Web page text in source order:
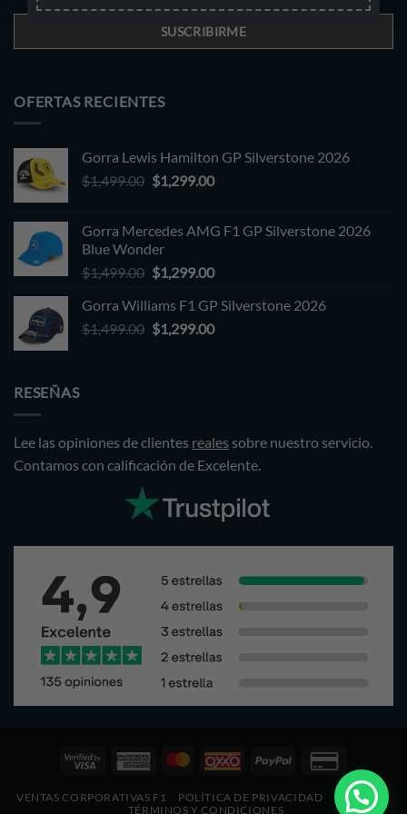
OFERTAS RECIENTES
Gorra Lewis Hamilton GP Silverstone 2026
$1,499.00 Original
$1,499.00.
$1,299.00Current
$1,299.00.
Gorra Mercedes AMG F1 GP Silverstone 2026
Blue Wonder
$1,499.00 Original
was:
$1,499.00.
$1,299.00Current
is:
$1,299.00.
Gorra Williams F1 GP Silverstone 2026
$1,499.00 Original
$1,299.00Current
RESEÑAS
Lee las opiniones de clientes reales sobre nuestro servicio.
Contamos con calificación de Excelente.
Visa
AmericanPagos
2
Oxxo PayPal
Card
2
VENTAS CORPORATIVAS F1 POLÍTICA DE PRIVACIDAD
COOKIES
TÉRMINOS Y CONDICIONES